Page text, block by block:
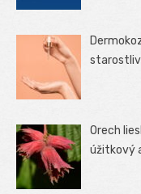
Orech
úžitkový